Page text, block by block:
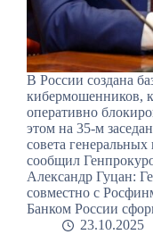
В России создана
кибермошенников,
оперативно
этом на 35-м
совета
сообщил
Александр Гуцан:
совместно с
Банком России
23.10.2025